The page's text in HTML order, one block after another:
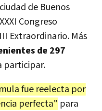
de Buenos
Congreso
Extraordinario. Más
de 297
participar.
fue reelecta por
perfecta" para